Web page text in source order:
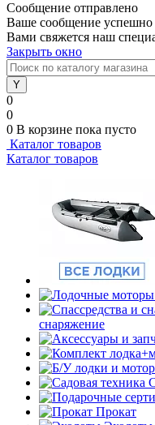
Сообщение отправлено
Ваше сообщение успешно
Вами свяжется наш
Закрыть окно
0
0
0 В корзине пока пусто
Каталог товаров
Каталог товаров
снаряжение
Прокат